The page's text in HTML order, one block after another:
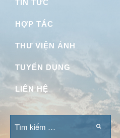
TIN TỨC
HỢP TÁC
THƯ VIỆN ẢNH
TUYỂN DỤNG
LIÊN HỆ